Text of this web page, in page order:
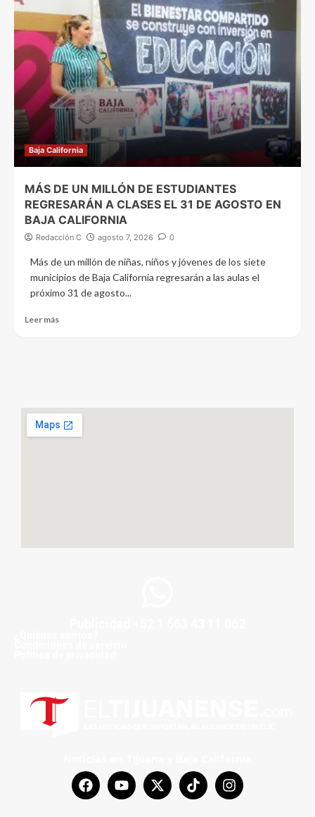
Baja California
MÁS DE UN MILLÓN DE ESTUDIANTES
REGRESARÁN A CLASES EL 31 DE AGOSTO EN
BAJA CALIFORNIA
Redacción C agosto 7, 2026 0
Más de un millón de niñas, niños y jóvenes de los siete
municipios de Baja California regresarán a las aulas el
próximo 31 de agosto...
Leer más